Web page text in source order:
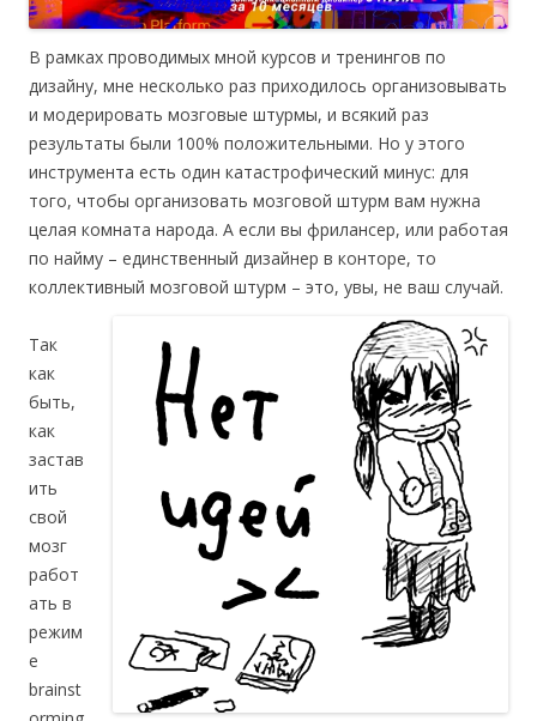
В рамках проводимых мной курсов и тренингов по
дизайну, мне несколько раз приходилось организовывать
и модерировать мозговые штурмы, и всякий раз
результаты были 100% положительными. Но у этого
инструмента есть один катастрофический минус: для
того, чтобы организовать мозговой штурм вам нужна
целая комната народа. А если вы фрилансер, или работая
по найму – единственный дизайнер в конторе, то
коллективный мозговой штурм – это, увы, не ваш случай.
Так
как
быть,
как
застав
ить
свой
мозг
работ
ать в
режим
е
brainst